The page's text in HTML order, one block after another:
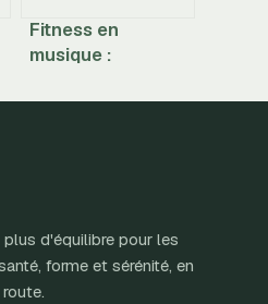
Fitness en
musique :
performances
d'équilibre pour les
forme et sérénité, en